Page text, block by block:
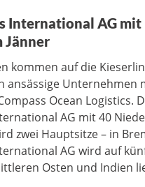
International AG
Jänner
kommen auf die
ansässige
Ocean
AG mit 40
zwei Hauptsitze – in
AG wird auf
Osten und Indien